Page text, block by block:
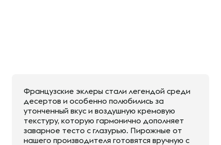
Французские эклеры стали легендой среди
десертов и особенно полюбились за
утонченный вкус и воздушную кремовую
текстуру, которую гармонично дополняет
заварное тесто с глазурью. Пирожные от
нашего производителя готовятся вручную с